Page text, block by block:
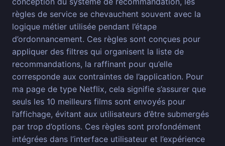
règles de service se chevauchent souvent avec la
logique métier utilisée pendant l’étape
d’ordonnancement. Ces règles sont conçues pour
appliquer des filtres qui organisent la liste de
recommandations, la raffinant pour qu’elle
corresponde aux contraintes de l’application. Pour
ma page de type Netflix, cela signifie s’assurer que
seuls les 10 meilleurs films sont envoyés pour
l’affichage, évitant aux utilisateurs d’être submergés
par trop d’options. Ces règles sont profondément
intégrées dans l’interface utilisateur et l’expérience